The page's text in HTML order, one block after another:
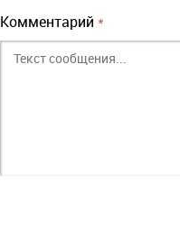
Комментарий *